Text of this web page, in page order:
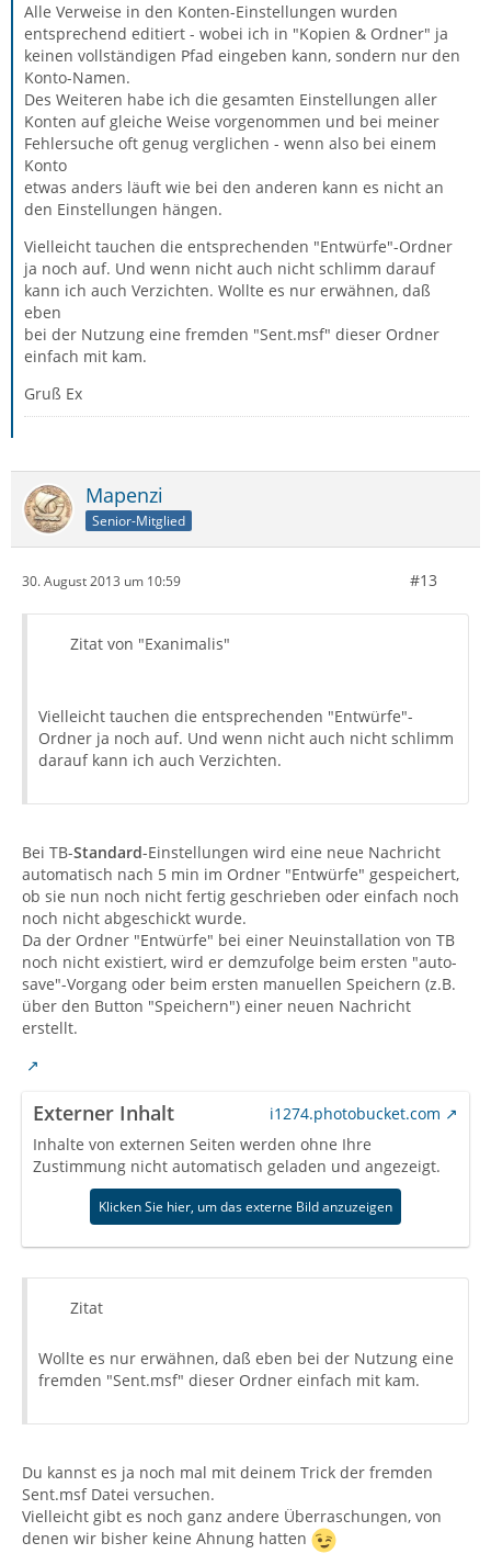
Alle Verweise in den Konten-Einstellungen wurden
entsprechend editiert - wobei ich in "Kopien & Ordner" ja
keinen vollständigen Pfad eingeben kann, sondern nur den
Konto-Namen.
Des Weiteren habe ich die gesamten Einstellungen aller
Konten auf gleiche Weise vorgenommen und bei meiner
Fehlersuche oft genug verglichen - wenn also bei einem
Konto
etwas anders läuft wie bei den anderen kann es nicht an
den Einstellungen hängen.
Vielleicht tauchen die entsprechenden "Entwürfe"-Ordner
ja noch auf. Und wenn nicht auch nicht schlimm darauf
kann ich auch Verzichten. Wollte es nur erwähnen, daß
eben
bei der Nutzung eine fremden "Sent.msf" dieser Ordner
einfach mit kam.
Gruß Ex
Mapenzi
Senior-Mitglied
30. August 2013 um 10:59 #13
Zitat von "Exanimalis"
Vielleicht tauchen die entsprechenden "Entwürfe"-
Ordner ja noch auf. Und wenn nicht auch nicht schlimm
darauf kann ich auch Verzichten.
Bei TB-Standard-Einstellungen wird eine neue Nachricht
automatisch nach 5 min im Ordner "Entwürfe" gespeichert,
ob sie nun noch nicht fertig geschrieben oder einfach noch
noch nicht abgeschickt wurde.
Da der Ordner "Entwürfe" bei einer Neuinstallation von TB
noch nicht existiert, wird er demzufolge beim ersten "auto-
save"-Vorgang oder beim ersten manuellen Speichern (z.B.
über den Button "Speichern") einer neuen Nachricht
erstellt.
Externer Inhalt
i1274.photobucket.com
Inhalte von externen Seiten werden ohne Ihre
Zustimmung nicht automatisch geladen und angezeigt.
Klicken Sie hier, um das externe Bild anzuzeigen
Zitat
Wollte es nur erwähnen, daß eben bei der Nutzung eine
fremden "Sent.msf" dieser Ordner einfach mit kam.
Du kannst es ja noch mal mit deinem Trick der fremden
Sent.msf Datei versuchen.
Vielleicht gibt es noch ganz andere Überraschungen, von
denen wir bisher keine Ahnung hatten